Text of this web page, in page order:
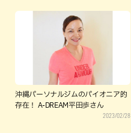
沖縄パーソナルジムのパイオニア的
存在！ A-DREAM平田歩さん
2023/02/28